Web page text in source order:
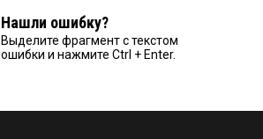
Нашли ошибку?
Выделите фрагмент с текстом
ошибки и нажмите Ctrl + Enter.